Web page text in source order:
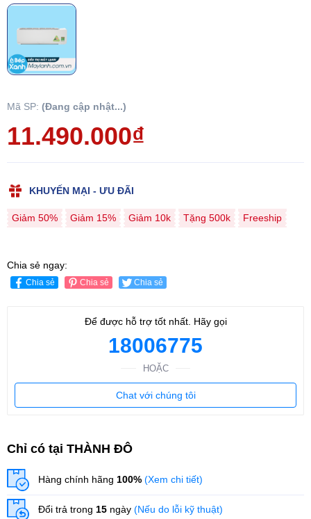
Mã SP: (Đang cập nhật...)
11.490.000₫
KHUYẾN MẠI - ƯU ĐÃI
Giảm 50% Giảm 15% Giảm 10k Tặng 500k Freeship
Chia sẻ ngay:
Chia sẻ Chia sẻ Chia sẻ
Để được hỗ trợ tốt nhất. Hãy gọi
18006775
HOẶC
Chat với chúng tôi
Chỉ có tại THÀNH ĐÔ
Hàng chính hãng 100% (Xem chi tiết)
Đổi trả trong 15 ngày (Nếu do lỗi kỹ thuật)